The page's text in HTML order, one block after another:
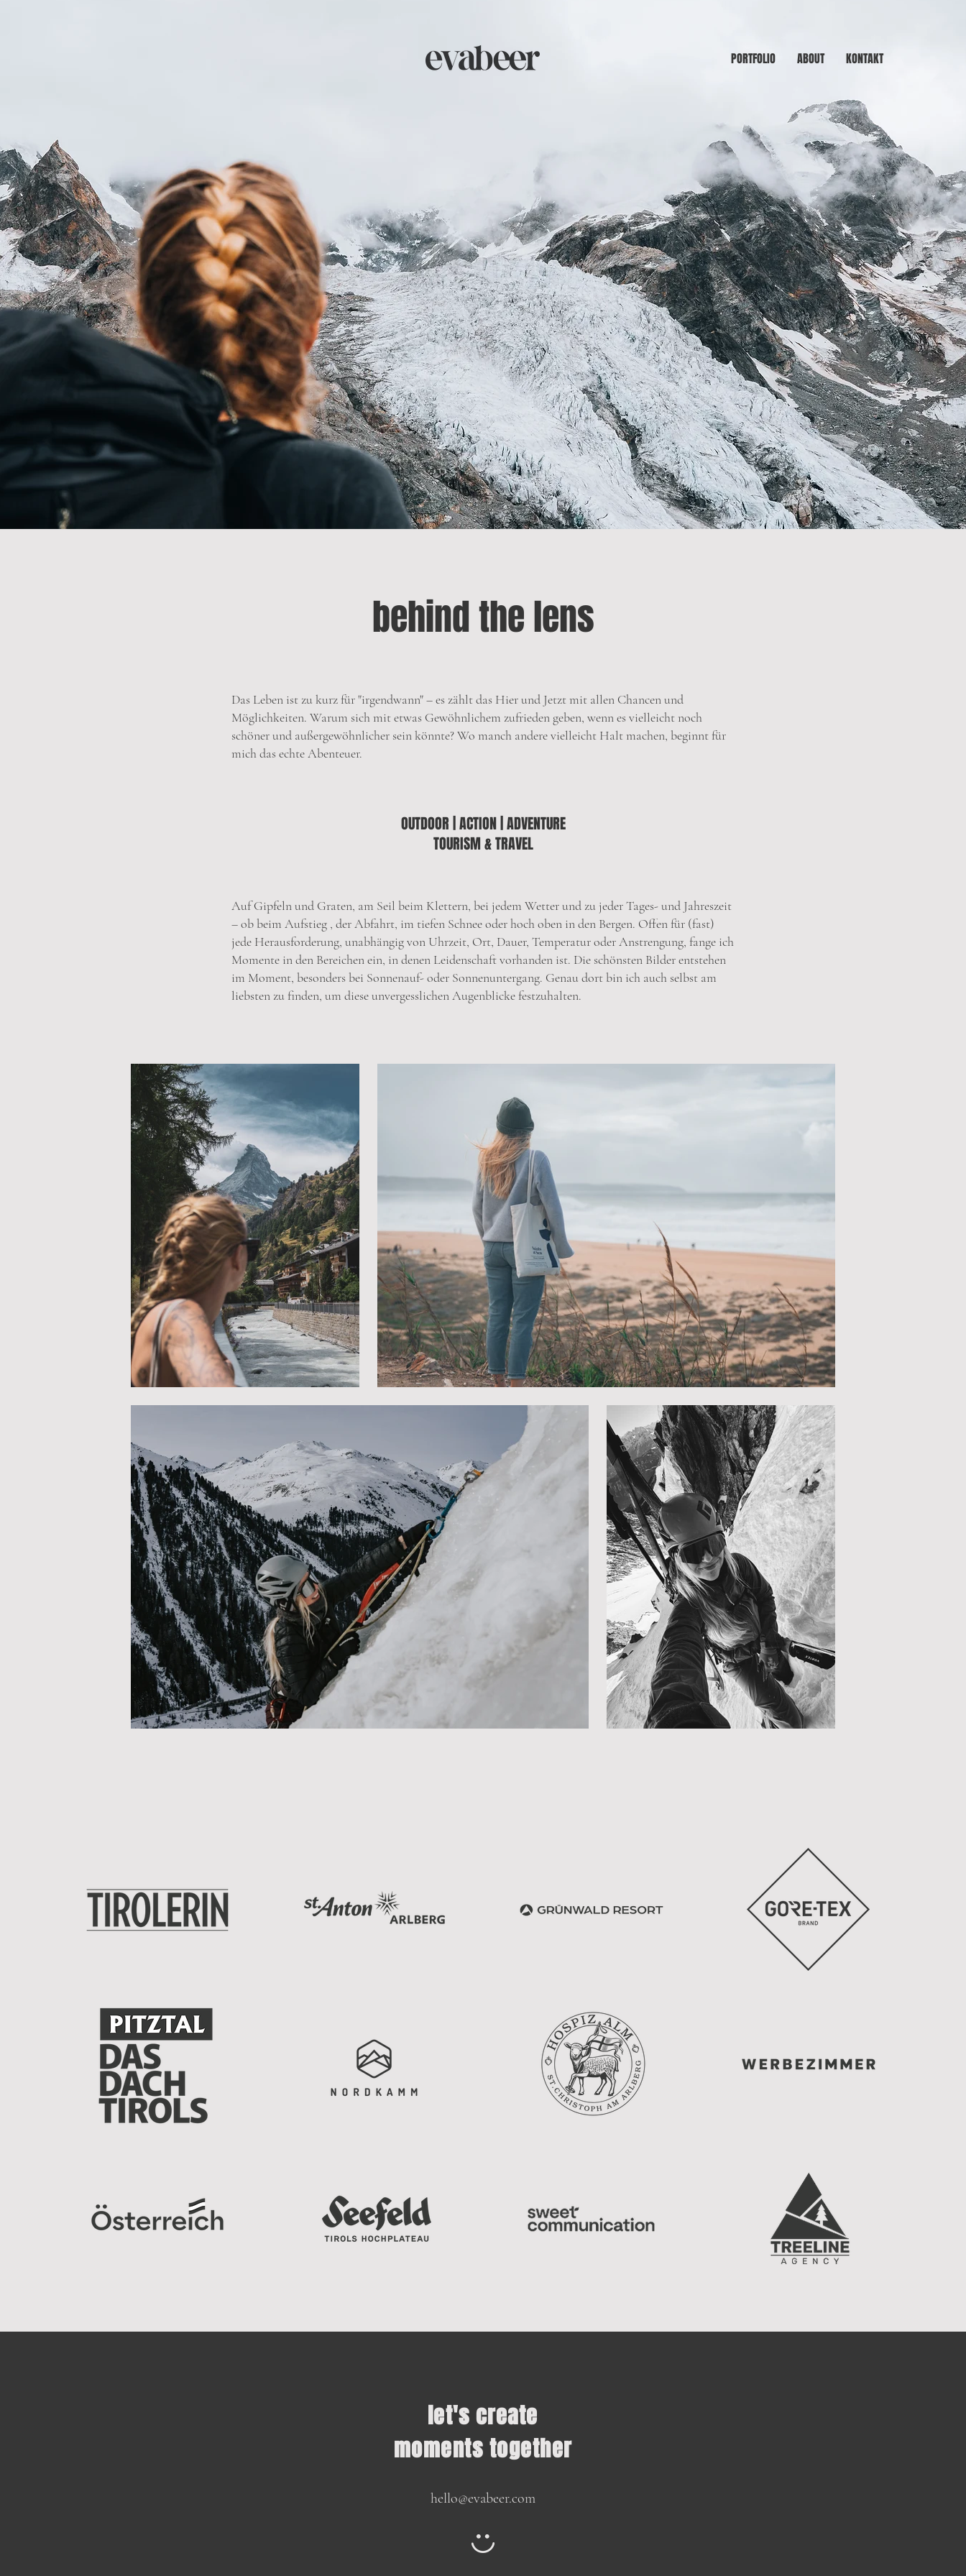
PORTFOLIO ABOUT KONTAKT
behind the lens
Das Leben ist zu kurz für "irgendwann" – es zählt das Hier und Jetzt mit allen Chancen und
Möglichkeiten. Warum sich mit etwas Gewöhnlichem zufrieden geben, wenn es vielleicht noch
schöner und außergewöhnlicher sein könnte? Wo manch andere vielleicht Halt machen, beginnt für
mich das echte Abenteuer.
OUTDOOR | ACTION | ADVENTURE
TOURISM & TRAVEL
Auf Gipfeln und Graten, am Seil beim Klettern, bei jedem Wetter und zu jeder Tages- und Jahreszeit
– ob beim Aufstieg , der Abfahrt, im tiefen Schnee oder hoch oben in den Bergen. Offen für (fast)
jede Herausforderung, unabhängig von Uhrzeit, Ort, Dauer, Temperatur oder Anstrengung, fange ich
Momente in den Bereichen ein, in denen Leidenschaft vorhanden ist. Die schönsten Bilder entstehen
im Moment, besonders bei Sonnenauf- oder Sonnenuntergang. Genau dort bin ich auch selbst am
liebsten zu finden, um diese unvergesslichen Augenblicke festzuhalten.
let's create
moments together
hello@evabeer.com